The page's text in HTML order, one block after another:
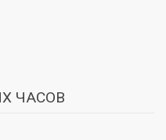
ЧАСОВ